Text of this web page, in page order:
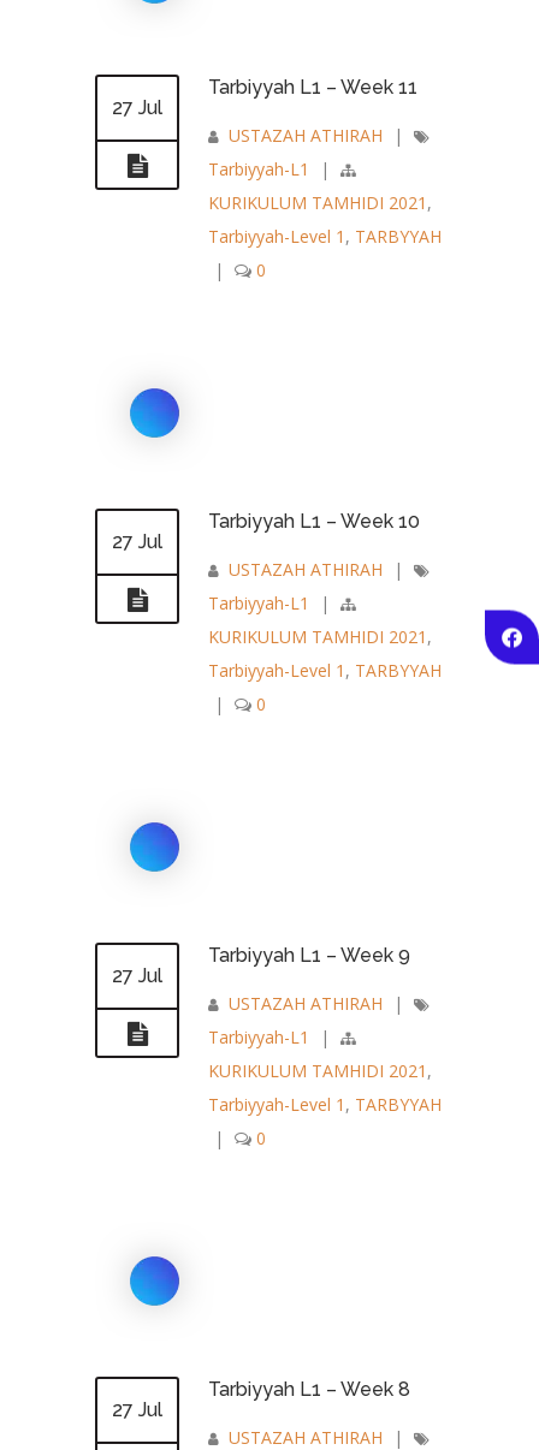
27 Jul
Tarbiyyah L1 – Week 11
USTAZAH ATHIRAH
|
Tarbiyyah-L1
|
KURIKULUM TAMHIDI 2021 ,
Tarbiyyah-Level 1 , TARBYYAH
|
0
27 Jul
Tarbiyyah L1 – Week 10
USTAZAH ATHIRAH
|
Tarbiyyah-L1
|
KURIKULUM TAMHIDI 2021 ,
Tarbiyyah-Level 1 , TARBYYAH
|
0
27 Jul
Tarbiyyah L1 – Week 9
USTAZAH ATHIRAH
|
Tarbiyyah-L1
|
KURIKULUM TAMHIDI 2021 ,
Tarbiyyah-Level 1 , TARBYYAH
|
0
27 Jul
Tarbiyyah L1 – Week 8
USTAZAH ATHIRAH
|